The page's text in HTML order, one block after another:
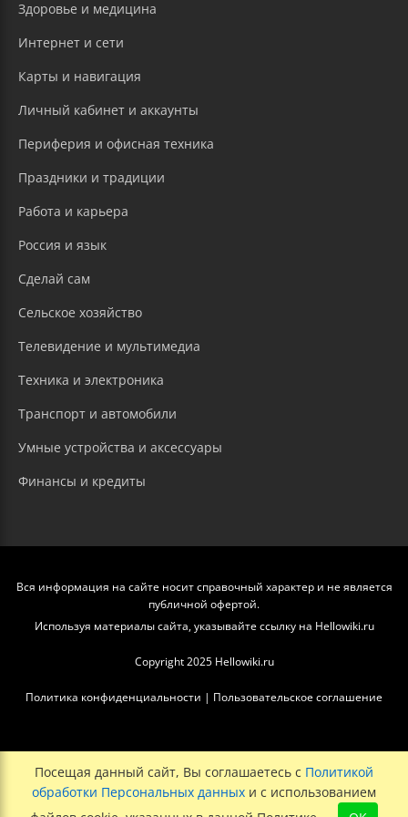
Здоровье и медицина
Интернет и сети
Карты и навигация
Личный кабинет и аккаунты
Периферия и офисная техника
Праздники и традиции
Работа и карьера
Россия и язык
Сделай сам
Сельское хозяйство
Телевидение и мультимедиа
Техника и электроника
Транспорт и автомобили
Умные устройства и аксессуары
Финансы и кредиты
Вся информация на сайте носит справочный характер и не является
публичной офертой.
Используя материалы сайта, указывайте ссылку на Hellowiki.ru
Copyright 2025 Hellowiki.ru
Политика конфиденциальности | Пользовательское соглашение
Посещая данный сайт, Вы соглашаетесь с Политикой
обработки Персональных данных и с использованием